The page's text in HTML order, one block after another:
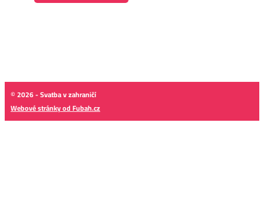
© 2026 - Svatba v zahraničí
Webové stránky od Fubah.cz